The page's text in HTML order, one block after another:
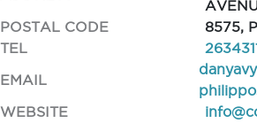
POSTAL CODE
8575,
TEL
EMAIL
WEBSITE